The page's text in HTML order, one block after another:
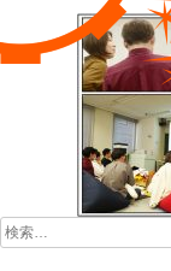
to
content
検
索: